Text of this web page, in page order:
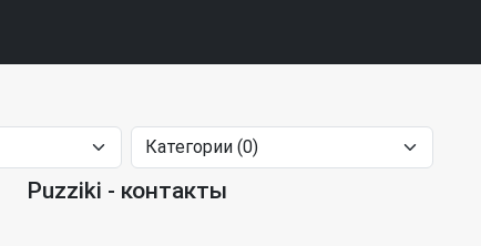
Puzziki - контакты